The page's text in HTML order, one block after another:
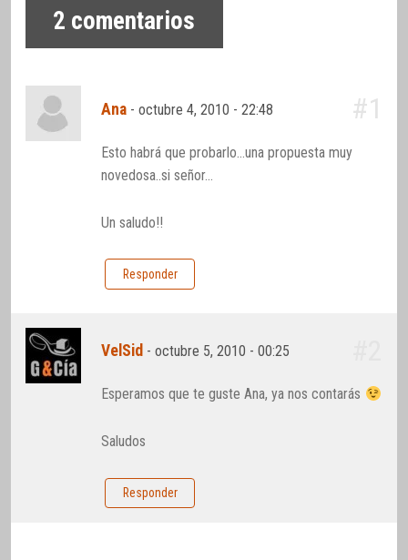
2 comentarios
Ana -octubre 4, 2010 - 22:48 #1
Esto habrá que probarlo…una propuesta muy
novedosa..si señor…
Un saludo!!
Responder
VelSid -octubre 5, 2010 - 00:25
Esperamos que te guste Ana, ya nos contarás
Saludos
Responder